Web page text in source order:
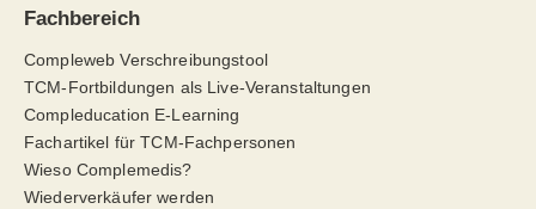
Fachbereich
Compleweb Verschreibungstool
TCM-Fortbildungen als Live-Veranstaltungen
Compleducation E-Learning
Fachartikel für TCM-Fachpersonen
Wieso Complemedis?
Wiederverkäufer werden